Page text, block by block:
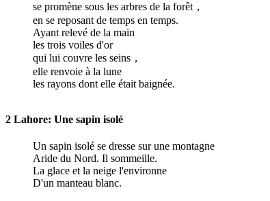
se promène sous les arbres de la forêt，
en se reposant de temps en temps.
Ayant relevé de la main
les trois voiles d'or
qui lui couvre les seins，
elle renvoie à la lune
les rayons dont elle était baignée.
2 Lahore: Une sapin isolé
Un sapin isolé se dresse sur une montagne
Aride du Nord. Il sommeille.
La glace et la neige l'environne
D'un manteau blanc.